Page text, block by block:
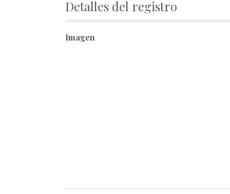
Detalles del registro
Imagen